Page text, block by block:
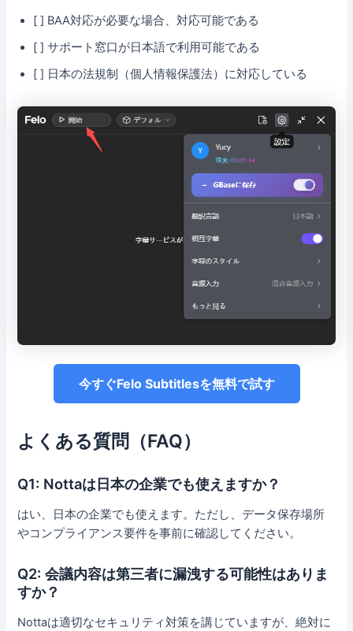
[ ] BAA対応が必要な場合、対応可能である
[ ] サポート窓口が日本語で利用可能である
[ ] 日本の法規制（個人情報保護法）に対応している
今すぐFelo Subtitlesを無料で試す
よくある質問（FAQ）
Q1: Nottaは日本の企業でも使えますか？
はい、日本の企業でも使えます。ただし、データ保存場所
やコンプライアンス要件を事前に確認してください。
Q2: 会議内容は第三者に漏洩する可能性はありま
すか？
Nottaは適切なセキュリティ対策を講じていますが、絶対に